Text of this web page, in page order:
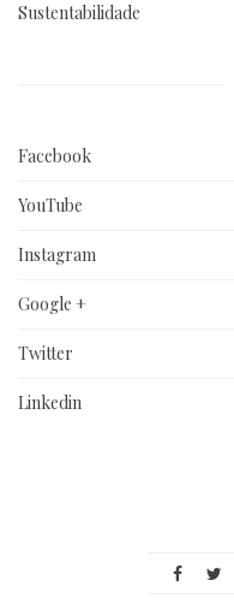
Sustentabilidade
Facebook
YouTube
Instagram
Google +
Twitter
Linkedin